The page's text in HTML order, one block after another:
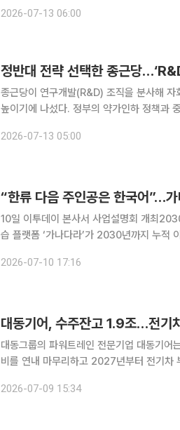
외국인 매출의 약 90%를 상반기에만 달성
2026-07-13 06:00
정반대 전략 선택한 종근당
종근당이 연구개발(R&D) 조직을 분사해
높이기에 나섰다. 정부의 약가인하 정책과
따르면 최근 종근당은 연구개발 전문 자회사
2026-07-13 05:00
“한류 다음 주인공은 한국어”…가
10일 이투데이 본사서 사업설명회 개최2030년 이
습 플랫폼 ‘가나다라’가 2030년까지 누적
2026-07-10 17:16
대동기어, 수주잔고 1.9조…전기
대동그룹의 파워트레인 전문기업 대동기
비를 연내 마무리하고 2027년부터 전기차 부품 매
품할 전기차 부품 생산을 위해 총 20개 생산
2026-07-09 15:34